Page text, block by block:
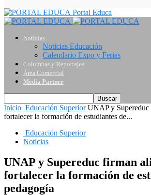
Portal Educa
Noticias
Noticias Educación
Calendario Expo y Ferias
Columnas y Reportajes
Área Comercial
Media Partner
Inicio Educación Superior UNAP y Supereduc
fortalecer la formación de estudiantes de...
Educación Superior
Noticias
UNAP y Supereduc firman
fortalecer la formación de
pedagogía